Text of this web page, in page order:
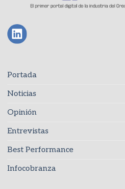
Portada
Noticias
Opinión
Entrevistas
Best Performance
Infocobranza